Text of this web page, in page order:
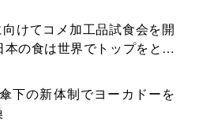
けてコメ加工品試食会を開
の食は世界でトップをとれ
米輸出需要の拡大を」
下の新体制でヨーカドーを